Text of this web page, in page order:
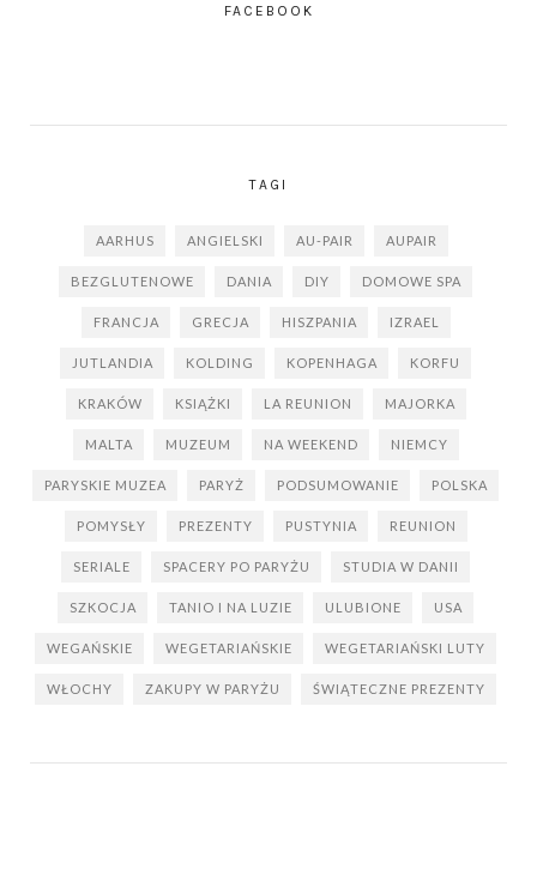
FACEBOOK
TAGI
AARHUS ANGIELSKI AU-PAIR AUPAIR
BEZGLUTENOWE DANIA DIY DOMOWE SPA
FRANCJA GRECJA HISZPANIA IZRAEL
JUTLANDIA KOLDING KOPENHAGA KORFU
KRAKÓW KSIĄŻKI LA REUNION MAJORKA
MALTA MUZEUM NA WEEKEND NIEMCY
PARYSKIE MUZEA PARYŻ PODSUMOWANIE POLSKA
POMYSŁY PREZENTY PUSTYNIA REUNION
SERIALE SPACERY PO PARYŻU STUDIA W DANII
SZKOCJA TANIO I NA LUZIE ULUBIONE USA
WEGAŃSKIE WEGETARIAŃSKIE WEGETARIAŃSKI LUTY
WŁOCHY ZAKUPY W PARYŻU ŚWIĄTECZNE PREZENTY